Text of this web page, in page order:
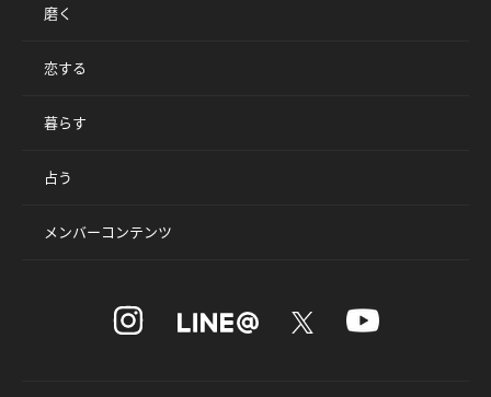
磨く
恋する
暮らす
占う
メンバーコンテンツ